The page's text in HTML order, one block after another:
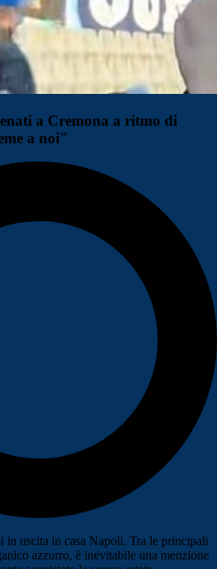
a Cremona a ritmo di
a noi"
in uscita in casa Napoli. Tra le principali
azzurro, è inevitabile una menzione